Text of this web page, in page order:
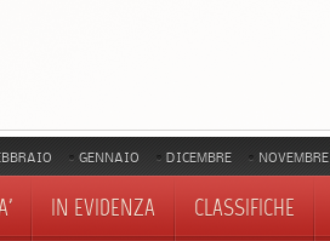
GENNAIO DICEMBRE NOVEMBRE
IN EVIDENZA CLASSIFICHE